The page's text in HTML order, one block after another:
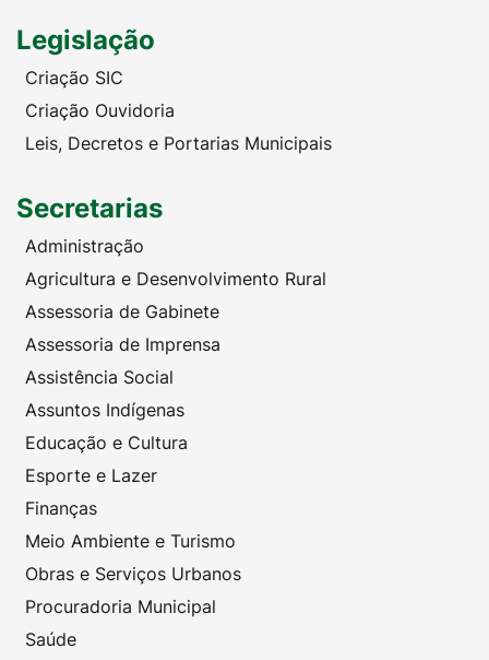
Legislação
Criação SIC
Criação Ouvidoria
Leis, Decretos e Portarias Municipais
Secretarias
Administração
Agricultura e Desenvolvimento Rural
Assessoria de Gabinete
Assessoria de Imprensa
Assistência Social
Assuntos Indígenas
Educação e Cultura
Esporte e Lazer
Finanças
Meio Ambiente e Turismo
Obras e Serviços Urbanos
Procuradoria Municipal
Saúde